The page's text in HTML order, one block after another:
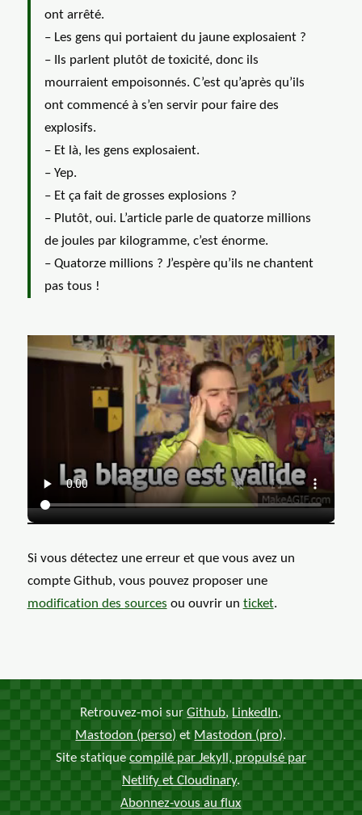
ont arrêté.
– Les gens qui portaient du jaune explosaient ?
– Ils parlent plutôt de toxicité, donc ils
mourraient empoisonnés. C’est qu’après qu’ils
ont commencé à s’en servir pour faire des
explosifs.
– Et là, les gens explosaient.
– Yep.
– Et ça fait de grosses explosions ?
– Plutôt, oui. L’article parle de quatorze millions
de joules par kilogramme, c’est énorme.
– Quatorze millions ? J’espère qu’ils ne chantent
pas tous !
Si vous détectez une erreur et que vous avez un
compte Github, vous pouvez proposer une
modification des sources ou ouvrir un ticket.
Retrouvez-moi surGithub, LinkedIn,
Mastodon (perso) et Mastodon (pro).
Site statique compilé par Jekyll, propulsé par
Netlify et Cloudinary.
Abonnez-vous au flux